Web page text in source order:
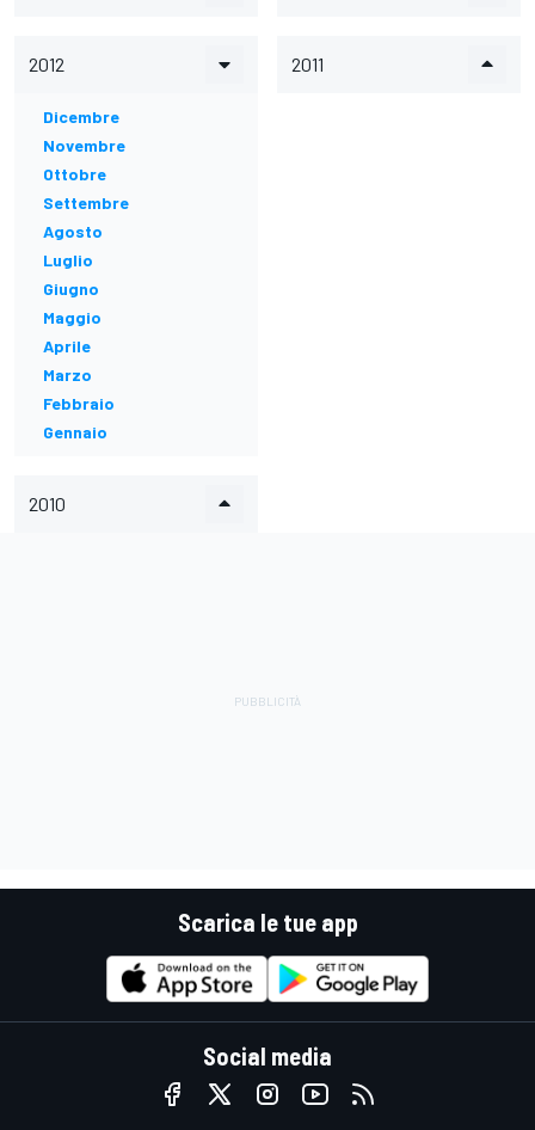
2012
Dicembre
Novembre
Ottobre
Settembre
Agosto
Luglio
Giugno
Maggio
Aprile
Marzo
Febbraio
Gennaio
2011
2010
Scarica le tue app
Social media